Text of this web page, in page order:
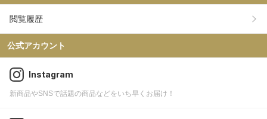
閲覧履歴
公式アカウント
Instagram
新商品やSNSで話題の商品などをいち早くお届け！